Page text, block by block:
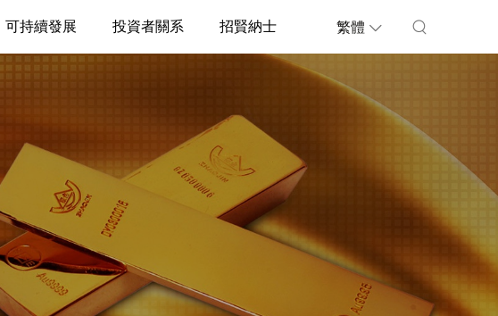
繁體
可持續發展 投資者關系 招賢納士